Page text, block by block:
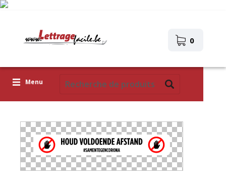
0
Menu
Pictogrammes
Images autocollantes
Téléchargez votre propre conception